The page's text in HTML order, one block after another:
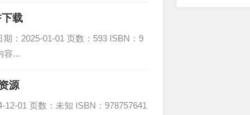
载
：2025-01-01 页数：593 ISBN：9
容...
源
01 页数：未知 ISBN：978757641